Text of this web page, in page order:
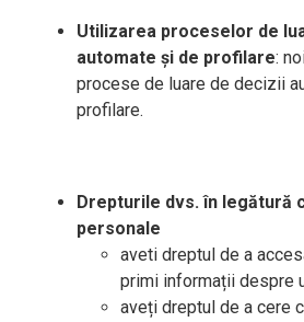
Utilizarea proceselor de
automate și de profilare:
procese de luare de decizii
profilare.
Drepturile dvs. în legătură
personale
aveti dreptul de a
primi informații despre
aveți dreptul de a cere